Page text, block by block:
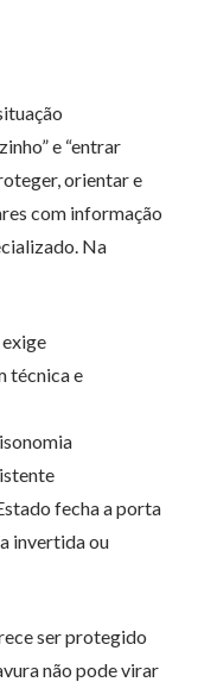
e “entrar
orientar e
com informação
Na
técnica e
fecha a porta
invertida ou
ser protegido
não pode virar